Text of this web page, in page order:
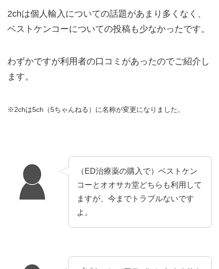
2chは個人輸入についての話題があまり多くなく、
ベストケンコーについての投稿も少なかったです。
わずかですが利用者の口コミがあったのでご紹介し
ます。
※2chは5ch（5ちゃんねる）に名称が変更になりました。
（ED治療薬の購入で）ベストケン
コーとオオサカ堂どちらも利用して
ますが、今までトラブルないです
よ。